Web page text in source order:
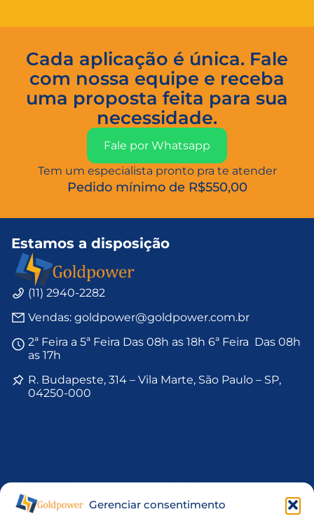
Gerenciar consentimento
Cada aplicação é única. Fale
com nossa equipe e receba
uma proposta feita para sua
necessidade.
Fale por Whatsapp
Tem um especialista pronto pra te atender
Pedido mínimo de R$550,00
Estamos a disposição
(11) 2940-2282
Vendas: goldpower@goldpower.com.br
2ª Feira a 5ª Feira Das 08h as 18h 6ª Feira Das 08h
as 17h
R. Budapeste, 314 – Vila Marte, São Paulo – SP,
04250-000
Li-Ion Pack
Li-MnO2
Ni-MH
Ni-Mh Pack